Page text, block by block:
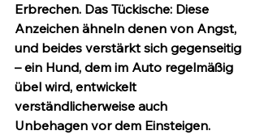
Erbrechen. Das Tückische: Diese
Anzeichen ähneln denen von Angst,
und beides verstärkt sich gegenseitig
– ein Hund, dem im Auto regelmäßig
übel wird, entwickelt
verständlicherweise auch
Unbehagen vor dem Einsteigen.